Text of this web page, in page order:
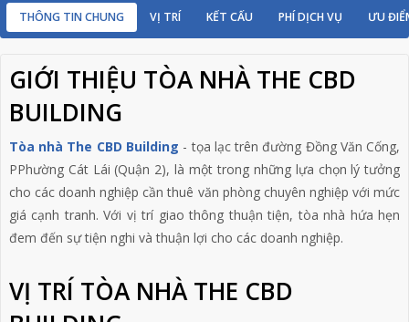
THÔNG TIN CHUNG VỊ TRÍ KẾT CẤU PHÍ DỊCH VỤ ƯU
GIỚI THIỆU TÒA NHÀ THE CBD
BUILDING
Tòa nhà The CBD Building - tọa lạc trên đường Đồng Văn Cống,
PPhường Cát Lái (Quận 2), là một trong những lựa chọn lý tưởng
cho các doanh nghiệp cần thuê văn phòng chuyên nghiệp với mức
giá cạnh tranh. Với vị trí giao thông thuận tiện, tòa nhà hứa hẹn
đem đến sự tiện nghi và thuận lợi cho các doanh nghiệp.
VỊ TRÍ TÒA NHÀ THE CBD